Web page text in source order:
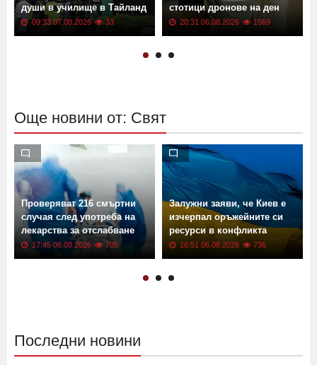
души в училище в Тайланд
09:33 07.08.2026 33
стотици дронове на ден
20:31 06.08.2026 1569
Още новини от: Свят
Проверяват 216 смъртни
случая след употреба на
лекарства за отслабване
17:45 06.08.2026 705
Залужни заяви, че Киев е
изчерпал оръжейните си
ресурси в конфликта
16:51 06.08.2026 736
Последни новини